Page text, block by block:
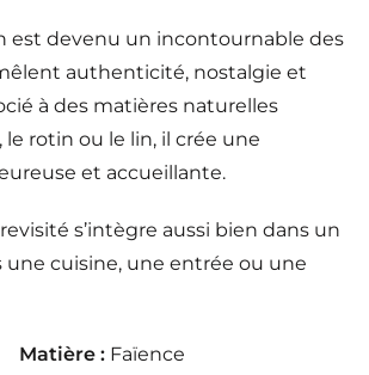
est devenu un incontournable des
authenticité, nostalgie et
à des matières naturelles
rotin ou le lin, il crée une
et accueillante.
s’intègre aussi bien dans un
une cuisine, une entrée ou une
Matière :Faïence